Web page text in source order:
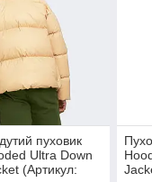
пуховик
Ultra Down
(Артикул: